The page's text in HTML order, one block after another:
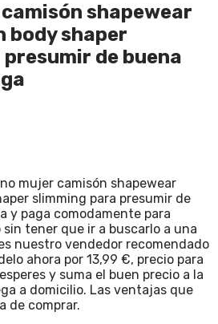
shapewear
shaper
de buena
mujer camisón shapewear
slimming para presumir de
y paga comodamente para
tener que ir a buscarlo a una
nuestro vendedor recomendado
ahora por 13,99 €, precio para
y suma el buen precio a la
a domicilio. Las ventajas que
de comprar.